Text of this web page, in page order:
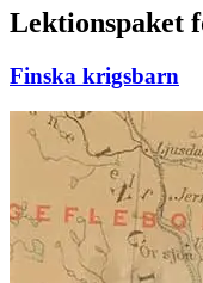
Lektionspaket
Finska krigsbarn